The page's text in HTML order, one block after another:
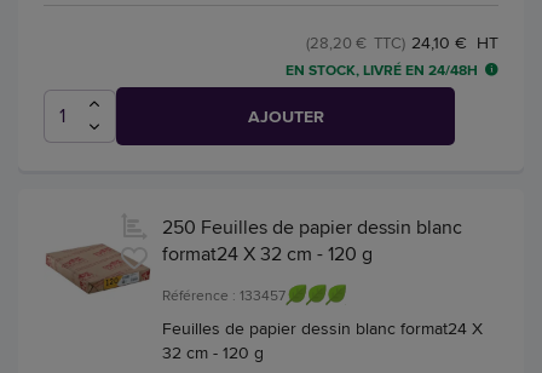
24,10 € HT
(28,20 € TTC)
EN STOCK, LIVRÉ EN 24/48H
AJOUTER
250 Feuilles de papier dessin blanc
format24 X 32 cm - 120 g
Référence : 133457
Feuilles de papier dessin blanc format24 X
32 cm - 120 g